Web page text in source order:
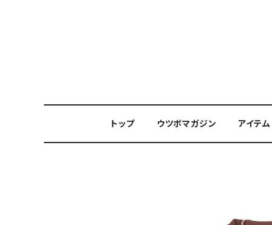
トップ ウツボマガジン アイテム